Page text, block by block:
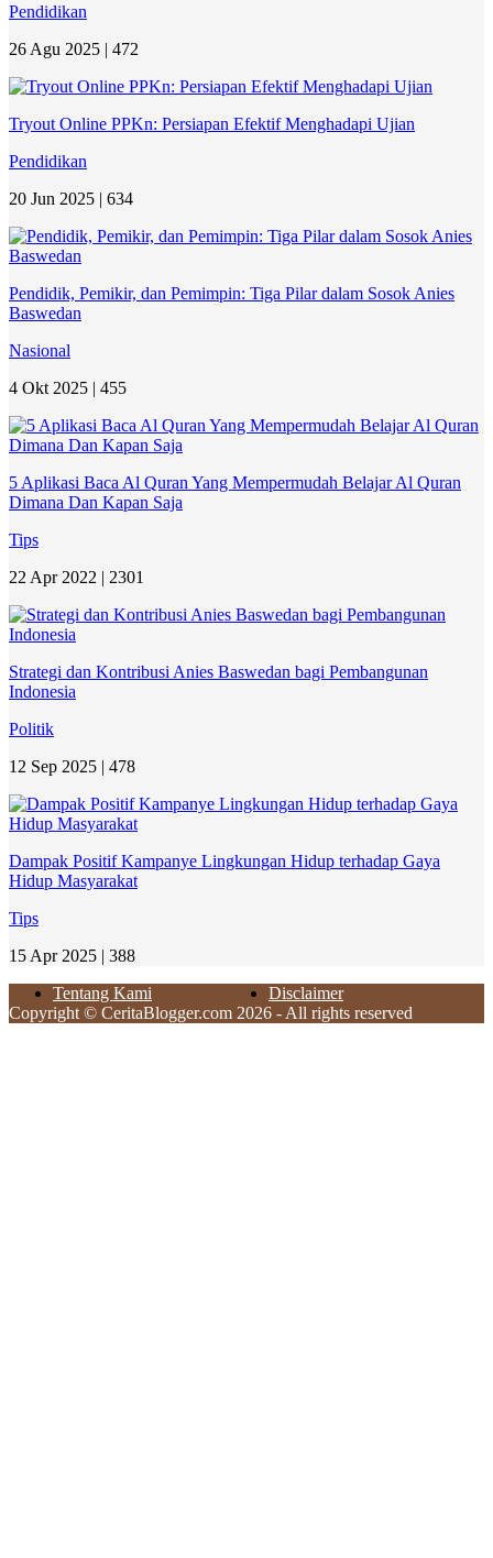
Pendidikan
26 Agu 2025 | 472
Tryout Online PPKn: Persiapan Efektif Menghadapi Ujian
Pendidikan
20 Jun 2025 | 634
Pendidik, Pemikir, dan Pemimpin: Tiga Pilar dalam Sosok Anies
Baswedan
Nasional
4 Okt 2025 | 455
5 Aplikasi Baca Al Quran Yang Mempermudah Belajar Al Quran
Dimana Dan Kapan Saja
Tips
22 Apr 2022 | 2301
Strategi dan Kontribusi Anies Baswedan bagi Pembangunan
Indonesia
Politik
12 Sep 2025 | 478
Dampak Positif Kampanye Lingkungan Hidup terhadap Gaya
Hidup Masyarakat
Tips
15 Apr 2025 | 388
Tentang Kami
Disclaimer
Copyright © CeritaBlogger.com 2026 - All rights reserved